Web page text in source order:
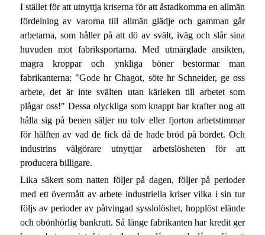
I stället för att utnyttja kriserna för att åstadkomma en allmän
fördelning av varorna till allmän glädje och gamman går
arbetarna, som håller på att dö av svält, iväg och slår sina
huvuden mot fabriksportarna. Med utmärglade ansikten,
magra kroppar och ynkliga böner bestormar man
fabrikanterna: "Gode hr Chagot, söte hr Schneider, ge oss
arbete, det är inte svälten utan kärleken till arbetet som
plågar oss!" Dessa olyckliga som knappt har krafter nog att
hålla sig på benen säljer nu tolv eller fjorton arbetstimmar
för hälften av vad de fick då de hade bröd på bordet. Och
industrins välgörare utnyttjar arbetslösheten för att
producera billigare.
Lika säkert som natten följer på dagen, följer på perioder
med ett övermått av arbete industriella kriser vilka i sin tur
följs av perioder av påtvingad sysslolöshet, hopplöst elände
och obönhörlig bankrutt. Så länge fabrikanten har kredit ger